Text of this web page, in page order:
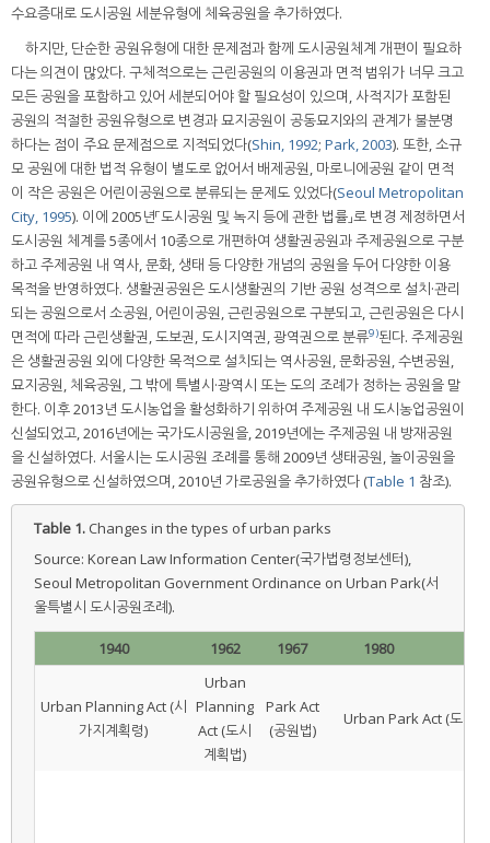
수요증대로 도시공원 세분유형에 체육공원을 추가하였다.
하지만, 단순한 공원유형에 대한 문제점과 함께 도시공원체계 개편이 필요하
다는 의견이 많았다. 구체적으로는 근린공원의 이용권과 면적 범위가 너무 크고
모든 공원을 포함하고 있어 세분되어야 할 필요성이 있으며, 사적지가 포함된
공원의 적절한 공원유형으로 변경과 묘지공원이 공동묘지와의 관계가 불분명
하다는 점이 주요 문제점으로 지적되었다(Shin, 1992; Park, 2003). 또한, 소규
모 공원에 대한 법적 유형이 별도로 없어서 배제공원, 마로니에공원 같이 면적
이 작은 공원은 어린이공원으로 분류되는 문제도 있었다(Seoul Metropolitan
City, 1995). 이에 2005년「도시공원 및 녹지 등에 관한 법률」로 변경 제정하면서
도시공원 체계를 5종에서 10종으로 개편하여 생활권공원과 주제공원으로 구분
하고 주제공원 내 역사, 문화, 생태 등 다양한 개념의 공원을 두어 다양한 이용
목적을 반영하였다. 생활권공원은 도시생활권의 기반 공원 성격으로 설치·관리
되는 공원으로서 소공원, 어린이공원, 근린공원으로 구분되고, 근린공원은 다시
면적에 따라 근린생활권, 도보권, 도시지역권, 광역권으로 분류9)된다. 주제공원
은 생활권공원 외에 다양한 목적으로 설치되는 역사공원, 문화공원, 수변공원,
묘지공원, 체육공원, 그 밖에 특별시·광역시 또는 도의 조례가 정하는 공원을 말
한다. 이후 2013년 도시농업을 활성화하기 위하여 주제공원 내 도시농업공원이
신설되었고, 2016년에는 국가도시공원을, 2019년에는 주제공원 내 방재공원
을 신설하였다. 서울시는 도시공원 조례를 통해 2009년 생태공원, 놀이공원을
공원유형으로 신설하였으며, 2010년 가로공원을 추가하였다 (Table 1 참조).
Table 1. Changes in the types of urban parks
Source: Korean Law Information Center(국가법령정보센터),
Seoul Metropolitan Government Ordinance on Urban Park(서
울특별시 도시공원조례).
1940 1962 1967 1980
Urban Planning Act (시
가지계획령)
Urban
Planning
Act (도시
계획법)
Park Act
(공원법)
Urban Park Act (도시공